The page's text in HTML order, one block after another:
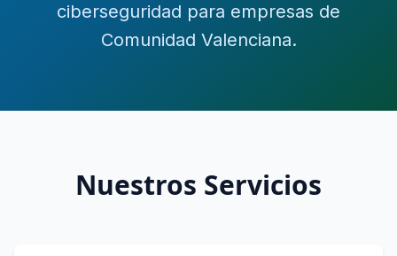
ciberseguridad para empresas de
Comunidad Valenciana.
Nuestros Servicios